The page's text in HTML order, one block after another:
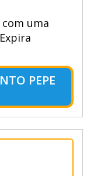
uma
PEPE